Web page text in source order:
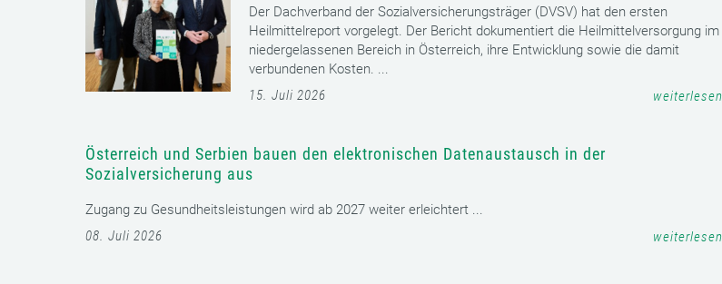
Der Dachverband der Sozialversicherungsträger (DVSV) hat den ersten
Heilmittelreport vorgelegt. Der Bericht dokumentiert die Heilmittelversorgung im
niedergelassenen Bereich in Österreich, ihre Entwicklung sowie die damit
verbundenen Kosten. ...
15. Juli 2026
weiterlesen
Österreich und Serbien bauen den elektronischen Datenaustausch in der
Sozialversicherung aus
Zugang zu Gesundheitsleistungen wird ab 2027 weiter erleichtert ...
08. Juli 2026
weiterlesen